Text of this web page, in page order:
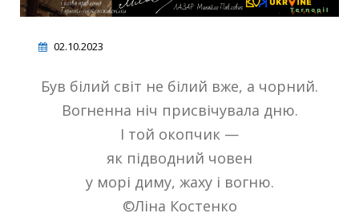
02.10.2023
Був білий світ не білий вже, а чорний.
Вогненна ніч присвічувала дню.
І той окопчик —
як підводний човен
у морі диму, жаху і вогню.
©Ліна Костенко